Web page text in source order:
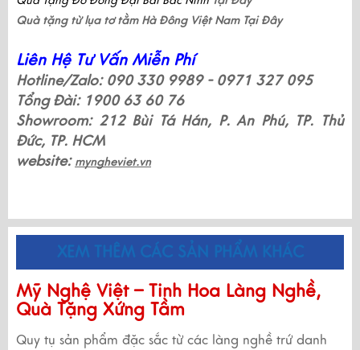
Quà tặng từ lụa tơ tằm Hà Đông Việt Nam Tại Đây
Liên Hệ Tư Vấn Miễn Phí
Hotline/Zalo: 090 330 9989 - 0971 327 095
Tổng Đài: 1900 63 60 76
Showroom: 212 Bùi Tá Hán, P. An Phú, TP. Thủ
Đức, TP. HCM
website: myngheviet.vn
XEM THÊM CÁC SẢN PHẨM KHÁC
Mỹ Nghệ Việt – Tinh Hoa Làng Nghề,
Quà Tặng Xứng Tầm
Quy tụ sản phẩm đặc sắc từ các làng nghề trứ danh